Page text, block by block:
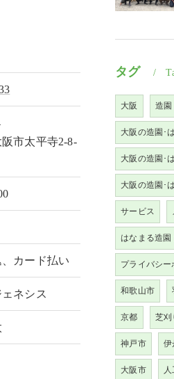
市太平寺2-8-
カード払い
ネシス
タグ
大阪 造園
大阪の造園･
大阪の造園･
大阪の造園･
サービス
はなまる造園
プライバシー
和歌山市
京都 芝刈
神戸市 伊
大阪市